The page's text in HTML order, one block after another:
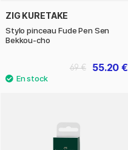
ZIG KURETAKE
Stylo pinceau Fude Pen Sen
Bekkou-cho
55.20 €
69 €